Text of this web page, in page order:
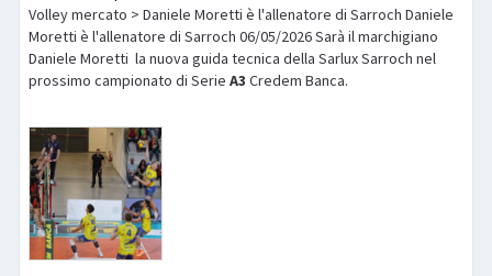
Volley mercato > Daniele Moretti è l'allenatore di Sarroch Daniele
Moretti è l'allenatore di Sarroch 06/05/2026 Sarà il marchigiano
Daniele Moretti la nuova guida tecnica della Sarlux Sarroch nel
prossimo campionato di SerieA3 Credem Banca.